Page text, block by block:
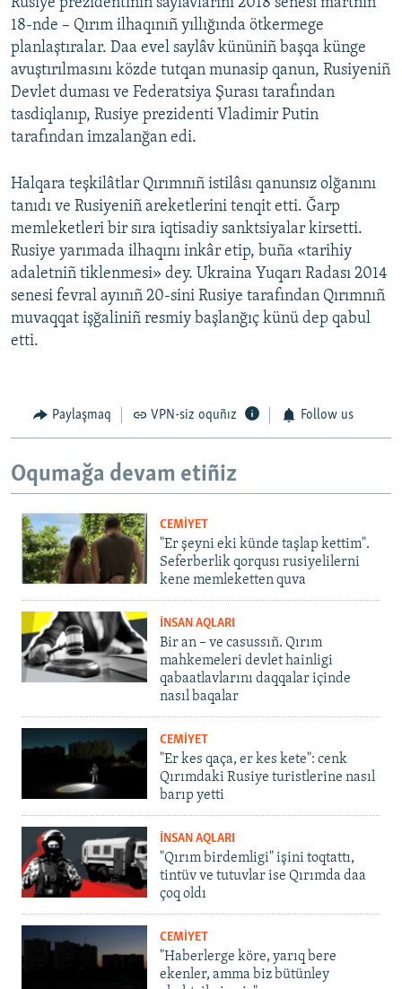
Rusiye prezidentiniñ saylâvlarını 2018 senesi martnıñ
18-nde – Qırım ilhaqınıñ yıllığında ötkermege
planlaştıralar. Daa evel saylâv kününiñ başqa künge
avuştırılmasını közde tutqan munasip qanun, Rusiyeniñ
Devlet duması ve Federatsiya Şurası tarafından
tasdiqlanıp, Rusiye prezidenti Vladimir Putin
tarafından imzalanğan edi.
Halqara teşkilâtlar Qırımnıñ istilâsı qanunsız olğanını
tanıdı ve Rusiyeniñ areketlerini tenqit etti. Ğarp
memleketleri bir sıra iqtisadiy sanktsiyalar kirsetti.
Rusiye yarımada ilhaqını inkâr etip, buña «tarihiy
adaletniñ tiklenmesi» dey. Ukraina Yuqarı Radası 2014
senesi fevral ayınıñ 20-sini Rusiye tarafından Qırımnıñ
muvaqqat işğaliniñ resmiy başlanğıç künü dep qabul
etti.
Paylaşmaq VPN-siz oquñız Follow us
Oqumağa devam etiñiz
CEMİYET
"Er şeyni eki künde taşlap kettim".
Seferberlik qorqusı rusiyelilerni
kene memleketten quva
İNSAN AQLARI
Bir an – ve casussıñ. Qırım
mahkemeleri devlet hainligi
qabaatlavlarını daqqalar içinde
nasıl baqalar
CEMİYET
"Er kes qaça, er kes kete": cenk
Qırımdaki Rusiye turistlerine nasıl
barıp yetti
İNSAN AQLARI
"Qırım birdemligi" işini toqtattı,
tintüv ve tutuvlar ise Qırımda daa
çoq oldı
CEMİYET
"Haberlerge köre, yarıq bere
ekenler, amma biz bütünley